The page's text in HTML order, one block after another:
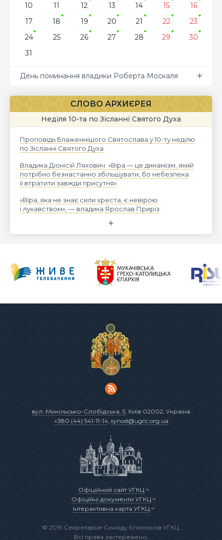
10
11 12 13 14 15
16
17
18 19 20 21 22
23
24
25 26 27 28 29
30
31
День поминання владики Роберта Москаля
СЛОВО АРХИЄРЕЯ
Неділя 10-та по Зісланні Святого Духа
Проповідь Блаженнішого Святослава у 10-ту неділю
по Зісланні Святого Духа
Владика Діонісій Ляхович: «Віра — це динамізм, який
потрібно безнастанно збільшувати, бо небезпека
її втратити завжди присутня»
«Віра, яка не знає сили хреста, є невірою
і лукавством», — владика Ярослав Приріз
вул. Микільсько-Слобідська, 5, Київ 02002, Україна
+380 (44) 541-11-14, synod@ugcc.org.ua
Офіційний сайт УГКЦ
Офіційні документи УГКЦ
Інтерактивна карта УГКЦ
© 2019 Секретаріат Синоду Єпископів УГКЦ.
Всі права застережено.